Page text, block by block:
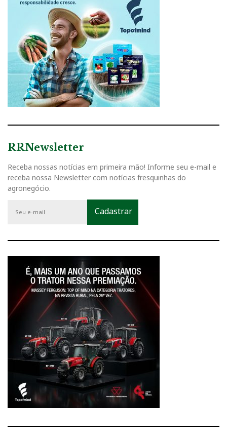
RRNewsletter
Receba nossas notícias em primeira mão! Informe seu e-mail e
receba nossa Newsletter com notícias fresquinhas do
agronegócio.